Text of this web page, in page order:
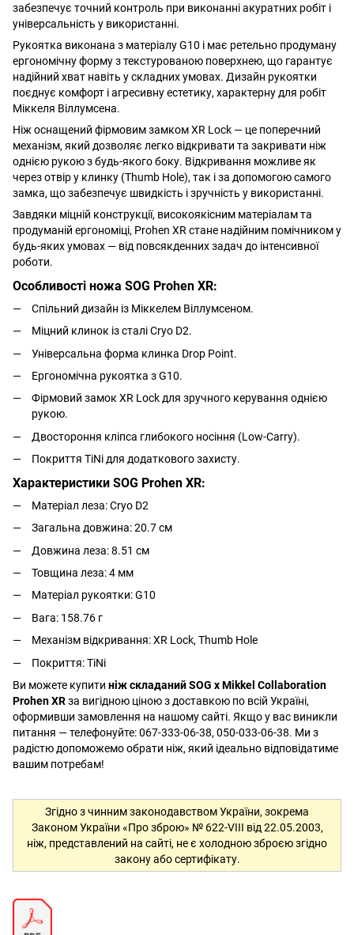
забезпечує точний контроль при виконанні акуратних робіт і
універсальність у використанні.
Рукоятка виконана з матеріалу G10 і має ретельно продуману
ергономічну форму з текстурованою поверхнею, що гарантує
надійний хват навіть у складних умовах. Дизайн рукоятки
поєднує комфорт і агресивну естетику, характерну для робіт
Міккеля Віллумсена.
Ніж оснащений фірмовим замком XR Lock — це поперечний
механізм, який дозволяє легко відкривати та закривати ніж
однією рукою з будь-якого боку. Відкривання можливе як
через отвір у клинку (Thumb Hole), так і за допомогою самого
замка, що забезпечує швидкість і зручність у використанні.
Завдяки міцній конструкції, високоякісним матеріалам та
продуманій ергономіці, Prohen XR стане надійним помічником у
будь-яких умовах — від повсякденних задач до інтенсивної
роботи.
Особливості ножа SOG Prohen XR:
Спільний дизайн із Міккелем Віллумсеном.
Міцний клинок із сталі Cryo D2.
Універсальна форма клинка Drop Point.
Ергономічна рукоятка з G10.
Фірмовий замок XR Lock для зручного керування однією
рукою.
Двостороння кліпса глибокого носіння (Low-Carry).
Покриття TiNi для додаткового захисту.
Характеристики SOG Prohen XR:
Матеріал леза: Cryo D2
Загальна довжина: 20.7 см
Довжина леза: 8.51 см
Товщина леза: 4 мм
Матеріал рукоятки: G10
Вага: 158.76 г
Механізм відкривання: XR Lock, Thumb Hole
Покриття: TiNi
Ви можете купити ніж складаний SOG x Mikkel Collaboration
Prohen XRза вигідною ціною з доставкою по всій Україні,
оформивши замовлення на нашому сайті. Якщо у вас виникли
питання — телефонуйте: 067-333-06-38, 050-033-06-38. Ми з
радістю допоможемо обрати ніж, який ідеально відповідатиме
вашим потребам!
Згідно з чинним законодавством України, зокрема
Законом України «Про зброю» № 622-VIII від 22.05.2003,
ніж, представлений на сайті, не є холодною зброєю згідно
закону або сертифікату.